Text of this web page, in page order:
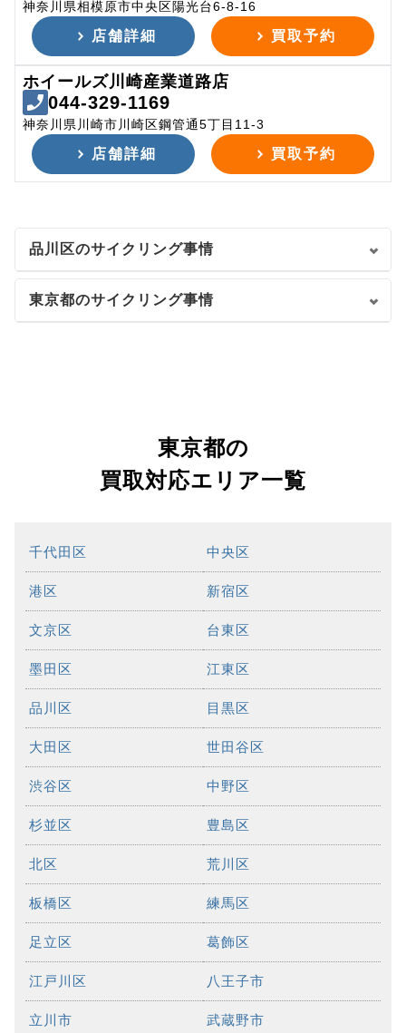
神奈川県相模原市中央区陽光台6-8-16
店舗詳細 買取予約
ホイールズ川崎産業道路店
044-329-1169
神奈川県川崎市川崎区鋼管通5丁目11-3
店舗詳細 買取予約
品川区のサイクリング事情
東京都のサイクリング事情
東京都の
買取対応エリア一覧
千代田区 中央区
港区 新宿区
文京区 台東区
墨田区 江東区
品川区 目黒区
大田区 世田谷区
渋谷区 中野区
杉並区 豊島区
北区 荒川区
板橋区 練馬区
足立区 葛飾区
江戸川区 八王子市
立川市 武蔵野市